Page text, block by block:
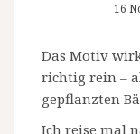
16
Das Motiv
richtig rein –
gepflanzten
Ich reise mal